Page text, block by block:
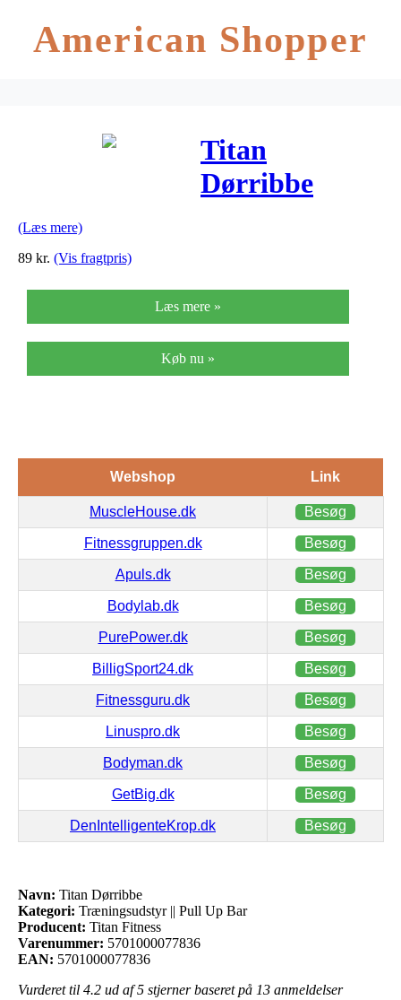
American Shopper
Titan
Dørribbe
(Læs mere)
89 kr. (Vis fragtpris)
Læs mere »
Køb nu »
Webshop Link
MuscleHouse.dk Besøg
Fitnessgruppen.dk Besøg
Apuls.dk Besøg
Bodylab.dk Besøg
PurePower.dk Besøg
BilligSport24.dk Besøg
Fitnessguru.dk Besøg
Linuspro.dk Besøg
Bodyman.dk Besøg
GetBig.dk Besøg
DenIntelligenteKrop.dk Besøg
Navn: Titan Dørribbe
Kategori: Træningsudstyr || Pull Up Bar
Producent: Titan Fitness
Varenummer: 5701000077836
EAN: 5701000077836
Vurderet til 4.2 ud af 5 stjerner baseret på 13 anmeldelser